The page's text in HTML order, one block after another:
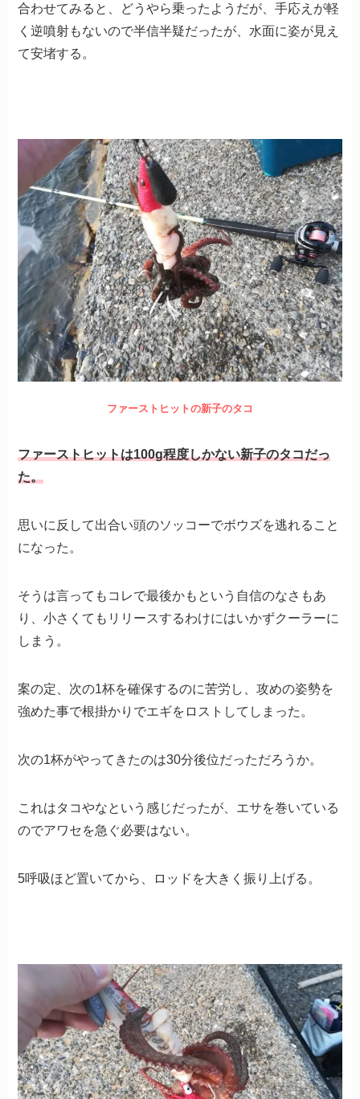
合わせてみると、どうやら乗ったようだが、手応えが軽
く逆噴射もないので半信半疑だったが、水面に姿が見え
て安堵する。
ファーストヒットの新子のタコ
ファーストヒットは100g程度しかない新子のタコだっ
た。
思いに反して出合い頭のソッコーでボウズを逃れること
になった。
そうは言ってもコレで最後かもという自信のなさもあ
り、小さくてもリリースするわけにはいかずクーラーに
しまう。
案の定、次の1杯を確保するのに苦労し、攻めの姿勢を
強めた事で根掛かりでエギをロストしてしまった。
次の1杯がやってきたのは30分後位だっただろうか。
これはタコやなという感じだったが、エサを巻いている
のでアワセを急ぐ必要はない。
5呼吸ほど置いてから、ロッドを大きく振り上げる。